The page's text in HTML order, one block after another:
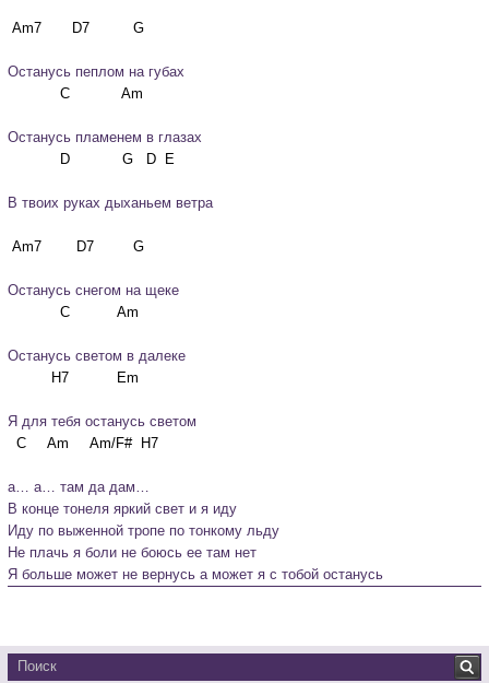
Останусь пеплом на губах
Останусь пламенем в глазах
В твоих руках дыханьем ветра
Останусь снегом на щеке
Останусь светом в далеке
Я для тебя останусь светом
а… а… там да дам…
В конце тонеля яркий свет и я иду
Иду по выженной тропе по тонкому льду
Не плачь я боли не боюсь ее там нет
Я больше может не вернусь а может я с тобой останусь